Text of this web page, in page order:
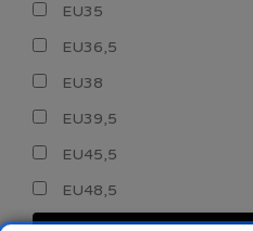
EU35
EU36,5
EU38
EU39,5
EU45,5
EU48,5